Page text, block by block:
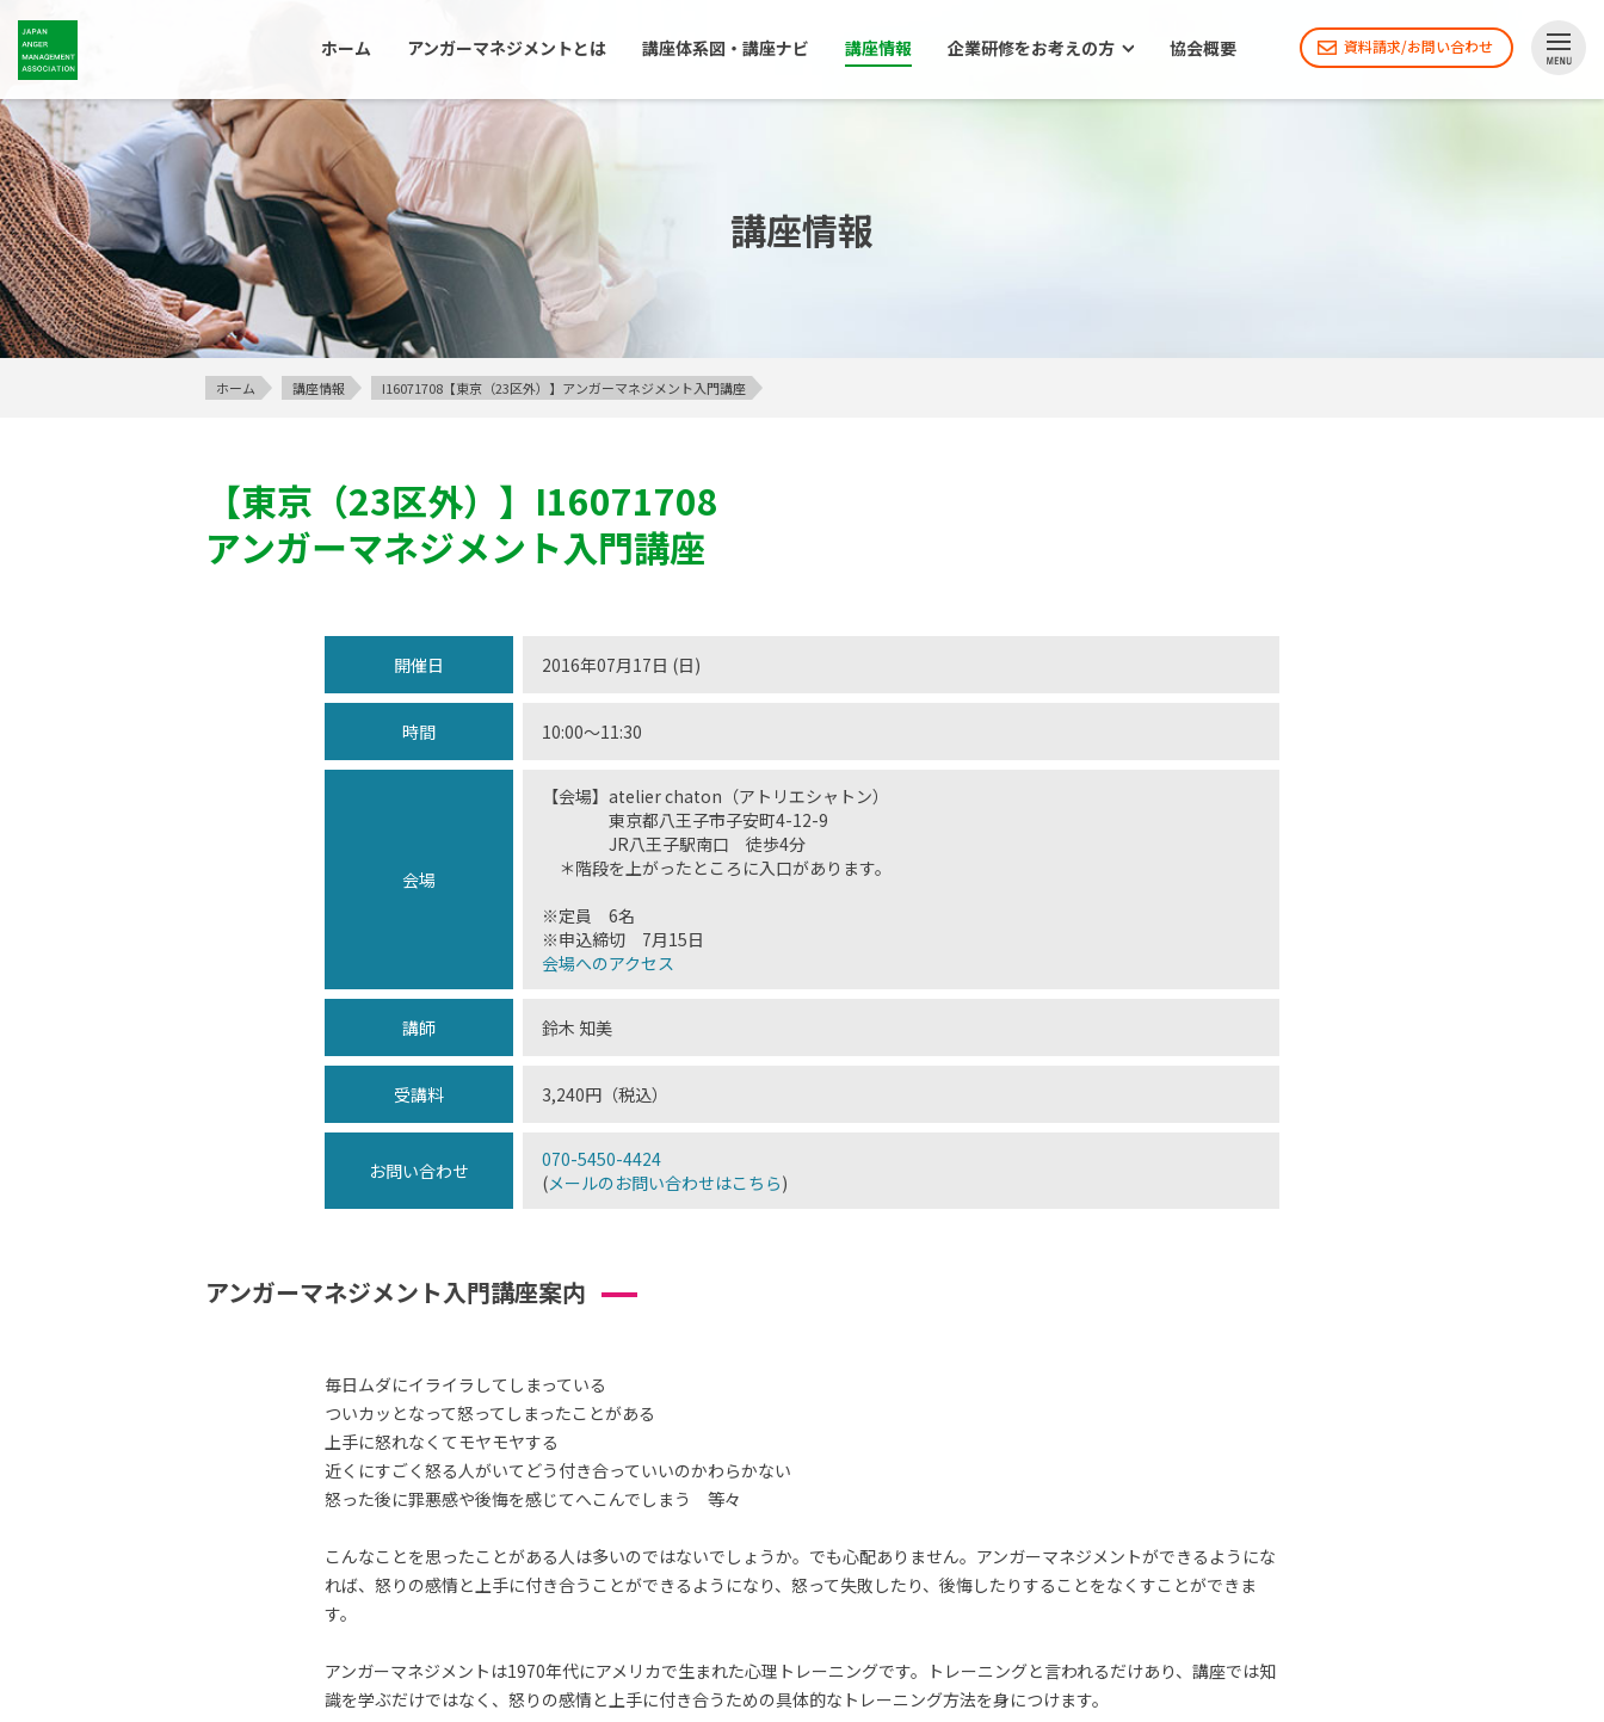
ホーム アンガーマネジメントとは 講座体系図・講座ナビ 講座情報 企業研修をお考えの方 協会概要 資料請求/お問い合わせ
講座情報
ホーム 講座情報 I16071708【東京（23区外）】アンガーマネジメント入門講座
【東京（23区外）】 I16071708
アンガーマネジメント入門講座
開催日 2016年07月17日 (日)
時間 10:00〜11:30
会場
【会場】atelier chaton（アトリエシャトン）
東京都八王子市子安町4-12-9
JR八王子駅南口 徒歩4分
＊階段を上がったところに入口があります。
※定員 6名
※申込締切 7月15日
会場へのアクセス
講師 鈴木 知美
受講料 3,240円（税込）
お問い合わせ
070-5450-4424
(メールのお問い合わせはこちら)
アンガーマネジメント入門講座案内
毎日ムダにイライラしてしまっている
ついカッとなって怒ってしまったことがある
上手に怒れなくてモヤモヤする
近くにすごく怒る人がいてどう付き合っていいのかわらかない
怒った後に罪悪感や後悔を感じてへこんでしまう 等々
こんなことを思ったことがある人は多いのではないでしょうか。でも心配ありません。アンガーマネジメントができるようにな
れば、怒りの感情と上手に付き合うことができるようになり、怒って失敗したり、後悔したりすることをなくすことができま
す。
アンガーマネジメントは1970年代にアメリカで生まれた心理トレーニングです。トレーニングと言われるだけあり、講座では知
識を学ぶだけではなく、怒りの感情と上手に付き合うための具体的なトレーニング方法を身につけます。